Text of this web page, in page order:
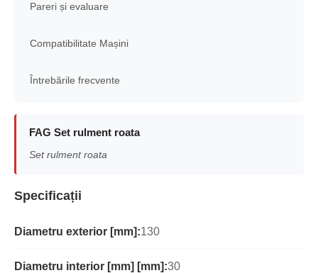
Pareri și evaluare
Compatibilitate Mașini
Întrebările frecvente
FAG Set rulment roata
Set rulment roata
Specificații
Diametru exterior [mm]:130
Diametru interior [mm] [mm]:30